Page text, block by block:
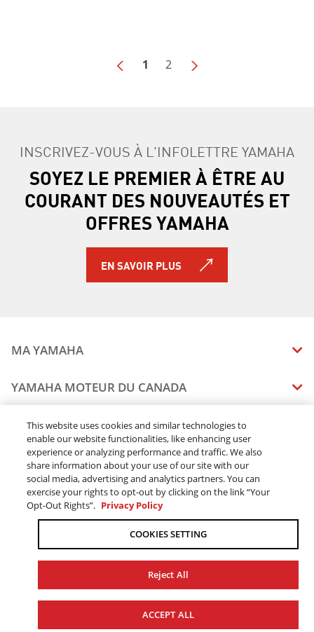
1 2
INSCRIVEZ-VOUS À L'INFOLETTRE YAMAHA
SOYEZ LE PREMIER À ÊTRE AU
COURANT DES NOUVEAUTÉS ET
OFFRES YAMAHA
EN SAVOIR PLUS
MA YAMAHA
MANUELS
ÉTAT DES RAPPELS DE VOTRE VÉHICULE
YAMAHA MOTEUR DU CANADA
CARRIERES
RESTONS DEHORS
BLOGUE
COMMUNIQUEZ AVEC NOUS
CONCESSIONNAIRES
TROUVEZ UN CONCESSIONNAIRE
DEVENEZ CONCESSIONNAIRE
CONCESSIONAIRE ÉLITE
MENTIONS JURIDIQUES
MODALITÉS ET CONDITIONS
ACOMPTE EN LIGNE MODALITÉS ET CONDITIONS
POLITIQUE DE CONFIDENTIALITÉ
L’ACCESSIBILITÉ
CHANGER LES PARAMÈTRES DES TÉMOINS (COOKIES)
LE TRAVAIL FORCÉ ET DES ENFANTS
COMMANDES EN LIGNE
TRAITEMENT DES COMMANDES
© 2026 Yamaha Moteur du Canada Ltée. Tous droits réservés.
SITE WEB GLOBAL
YAMAHA MUSIC
This website uses cookies and similar technologies to
enable our website functionalities, like enhancing user
experience or analyzing performance and traffic. We also
share information about your use of our site with our
social media, advertising and analytics partners. You can
exercise your rights to opt-out by clicking on the link “Your
Opt-Out Rights”. Privacy Policy
COOKIES SETTING
Reject All
ACCEPT ALL